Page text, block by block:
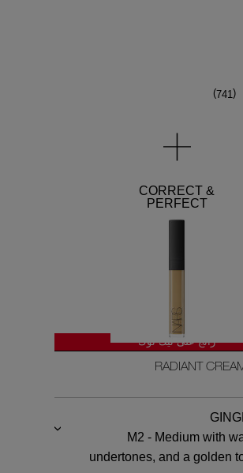
(
741
)
CORRECT &
PERFECT
رائج على تيك توك
M2 - Medium with
undertones, and a golden